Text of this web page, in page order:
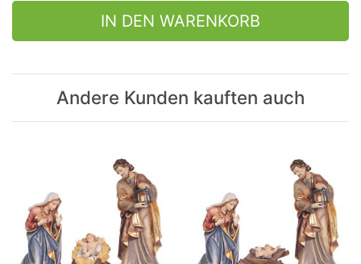
IN DEN WARENKORB
Andere Kunden kauften auch